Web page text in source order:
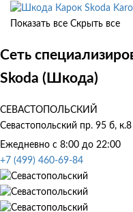
Skoda
Показать все Скрыть все
Сеть
Skoda (Шкода)
СЕВАСТОПОЛЬСКИЙ
Севастопольский пр. 95 б, к.8
Ежедневно с 8:00 до 22:00
+7 (499) 460-69-84